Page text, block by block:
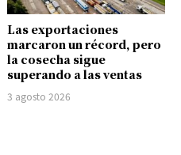
Las exportaciones
marcaron un récord, pero
la cosecha sigue
superando a las ventas
3 agosto 2026